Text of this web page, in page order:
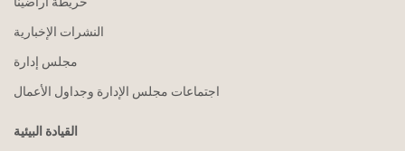
النشرات الإخبارية
مجلس إدارة
اجتماعات مجلس الإدارة وجداول الأعمال
القيادة البيئية